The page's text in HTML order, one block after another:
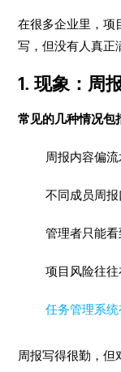
在很多企业里，项
写，但没有人真正
1. 现象：周
常见的几种情况包
周报内容偏
不同成员周
管理者只能
项目风险往
任务管理系
周报写得很勤，但